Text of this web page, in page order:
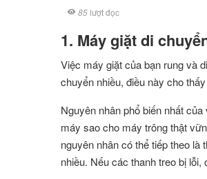
85 lượt đọc
1. Máy giặt di
Việc máy giặt của bạn rung và
chuyển nhiều, điều này cho
Nguyên nhân phổ biến nhất
máy sao cho máy trông thật
nguyên nhân có thể tiếp theo
nhiều. Nếu các thanh treo bị